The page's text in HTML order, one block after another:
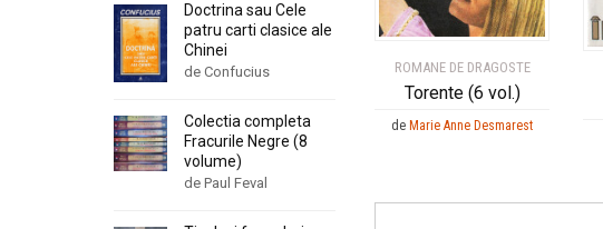
ROMANE DE DRAGOSTE
Torente (6 vol.)
deMarie Anne Desmarest
Doctrina sau Cele
patru carti clasice ale
Chinei
de Confucius
Colectia completa
Fracurile Negre (8
volume)
de Paul Feval